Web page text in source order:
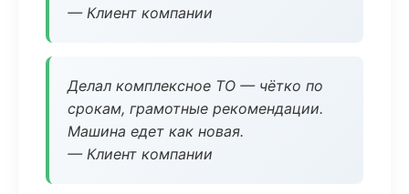
— Клиент компании
Делал комплексное ТО — чётко по
срокам, грамотные рекомендации.
Машина едет как новая.
— Клиент компании